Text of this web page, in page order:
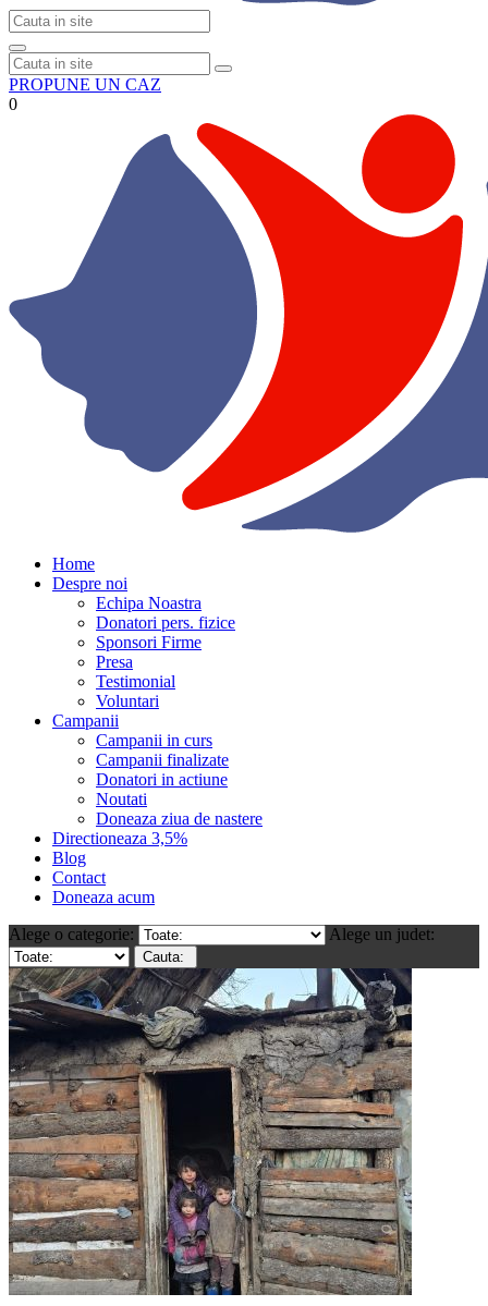
PROPUNE UN CAZ
0
Home
Despre noi
Echipa Noastra
Donatori pers. fizice
Sponsori Firme
Presa
Testimonial
Voluntari
Campanii
Campanii in curs
Campanii finalizate
Donatori in actiune
Noutati
Doneaza ziua de nastere
Directioneaza 3,5%
Blog
Contact
Doneaza acum
Alege o categorie:
Alege un judet: